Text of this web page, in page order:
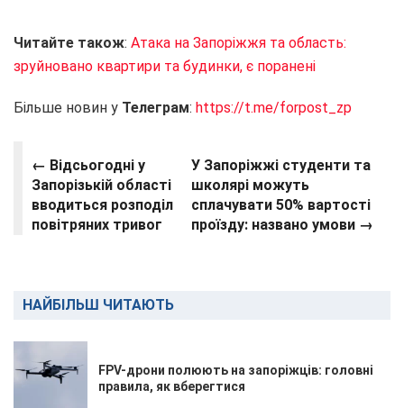
Читайте також: Атака на Запоріжжя та область:
зруйновано квартири та будинки, є поранені
Більше новин у Телеграм: https://t.me/forpost_zp
← Відсьогодні у
Запорізькій області
вводиться розподіл
повітряних тривог
У Запоріжжі студенти та
школярі можуть
сплачувати 50% вартості
проїзду: названо умови →
НАЙБІЛЬШ ЧИТАЮТЬ
FPV-дрони полюють на запоріжців: головні
правила, як вберегтися